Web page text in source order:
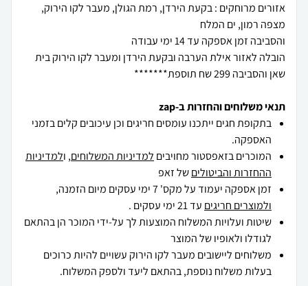
אזורים מרוחקים : בקעת הירדן, רמת הגולן, מעבר לקו הירוק,
הובלה לאזור אילת הערבה ובקעת הירדן ומעבר לקו הירוק בית
שאן והסביבה 299 שח תוספת*******
תנאי משלוחים והחזרות ב-zap
בתקופת חגים ייתכנו עומסים חריגים וכן עיכובים קלים בזמני
האספקה.
המוכרים בזאפסטור מחויבים למדיניות המשלוחים, ולמדיניות
ההחזרות והביטוליםשל זאפ
זמן אספקה יעמוד על מקס' 7 ימי עסקים מיום הזמנה,
ולמוצרים חריגים עד 21 ימי עסקים .
שיטות ועלויות המשלוח המוצעות לך על-ידי המוכר הן בהתאם
לגודלו ולאופיו של המוצר
משלוחים ליישובים מעבר לקו הירוק עשויים להיות כרוכים
בעלות משלוח נוספת, בהתאם ליעד ולספק המשלוח.